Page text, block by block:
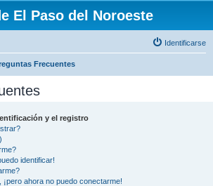
El Paso del Noroeste
Identificarse
Frecuentes
y el registro
identificar!
ahora no puedo conectarme!